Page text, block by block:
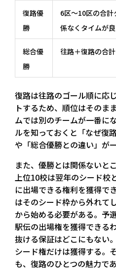
復路優
勝
6区〜10区の合
係なくタイムが良
総合優
勝
往路＋復路の合
復路は往路のゴール順に応
トするため、順位はそのま
ムでは別のチームが一番に
ルを知っておくと「なぜ復
や「総合優勝との違い」が
また、優勝とは関係ないと
上位10校は翌年のシード校
に出場できる権利を獲得で
はそのシード枠から外れて
から始める必要がある。予
駅伝の出場権を獲得できる
抜ける保証はどこにもない
シード権だけは獲得する。
も、復路のひとつの魅力であ